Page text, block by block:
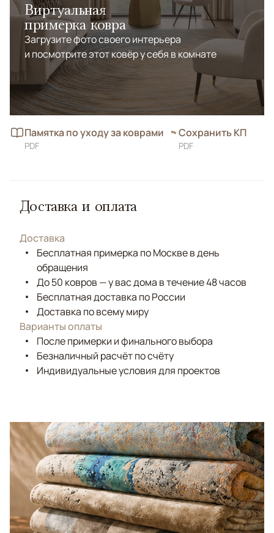
Виртуальная
примерка ковра
Загрузите фото своего интерьера
и посмотрите этот ковёр у себя в комнате
Памятка по уходу за коврами
PDF
Сохранить КП
PDF
Доставка и оплата
Доставка
Бесплатная примерка по Москве в день
обращения
До 50 ковров — у вас дома в течение 48 часов
Бесплатная доставка по России
Доставка по всему миру
Варианты оплаты
После примерки и финального выбора
Безналичный расчёт по счёту
Индивидуальные условия для проектов